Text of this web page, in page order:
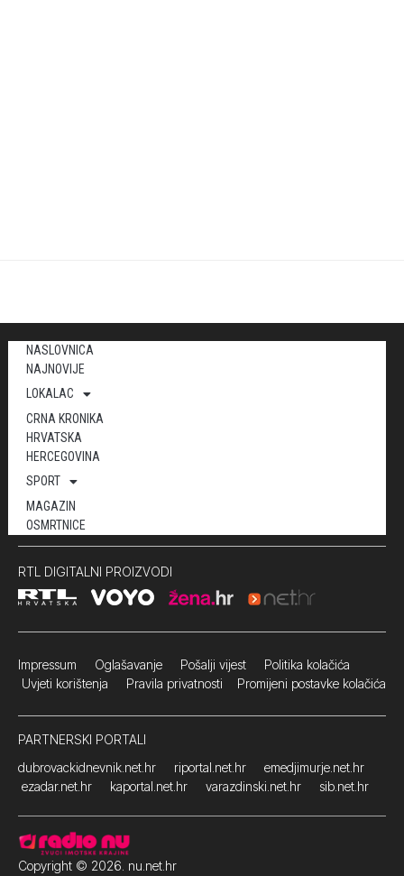
NASLOVNICA
NAJNOVIJE
LOKALAC
CRNA KRONIKA
HRVATSKA
HERCEGOVINA
SPORT
MAGAZIN
OSMRTNICE
RTL DIGITALNI PROIZVODI
Impressum Oglašavanje Pošalji vijest Politika kolačića
Uvjeti korištenja Pravila privatnosti Promijeni postavke kolačića
PARTNERSKI PORTALI
dubrovackidnevnik.net.hr
riportal.net.hr
emedjimurje.net.hr
ezadar.net.hr
kaportal.net.hr varazdinski.net.hr sib.net.hr
Copyright © 2026. nu.net.hr